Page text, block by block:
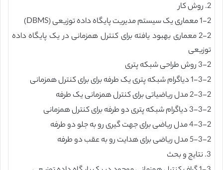
2. روش کار
1-2 معماری یک سیستم مدیریت پایگاه داده توزیعی (DBMS)
2-2 معماری بهبود یافته برای کنترل همزمانی در یک پایگاه داده
توزیعی
3-2 روش طراحی شبکه پتری
1-3-2 دیاگرام شبکه پتری یک طرفه برای برای کنترل همزمانی
2-3-2 مدل ریاضیاتی برای کنترل همزمانی یک طرفه
3-3-2 دیاگرام شبکه پتری دو طرفه برای کنترل همزمانی
4-3-2 مدل ریاضی برای جهت گیری رو به جلو دو طرفه
5-3-2 مدل ریاضی برای هدایت رو به عقب دو طرفه
3. نتایج و بحث